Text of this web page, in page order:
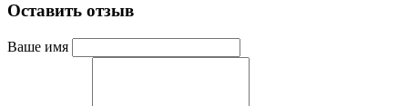
Оставить отзыв
Ваше имя